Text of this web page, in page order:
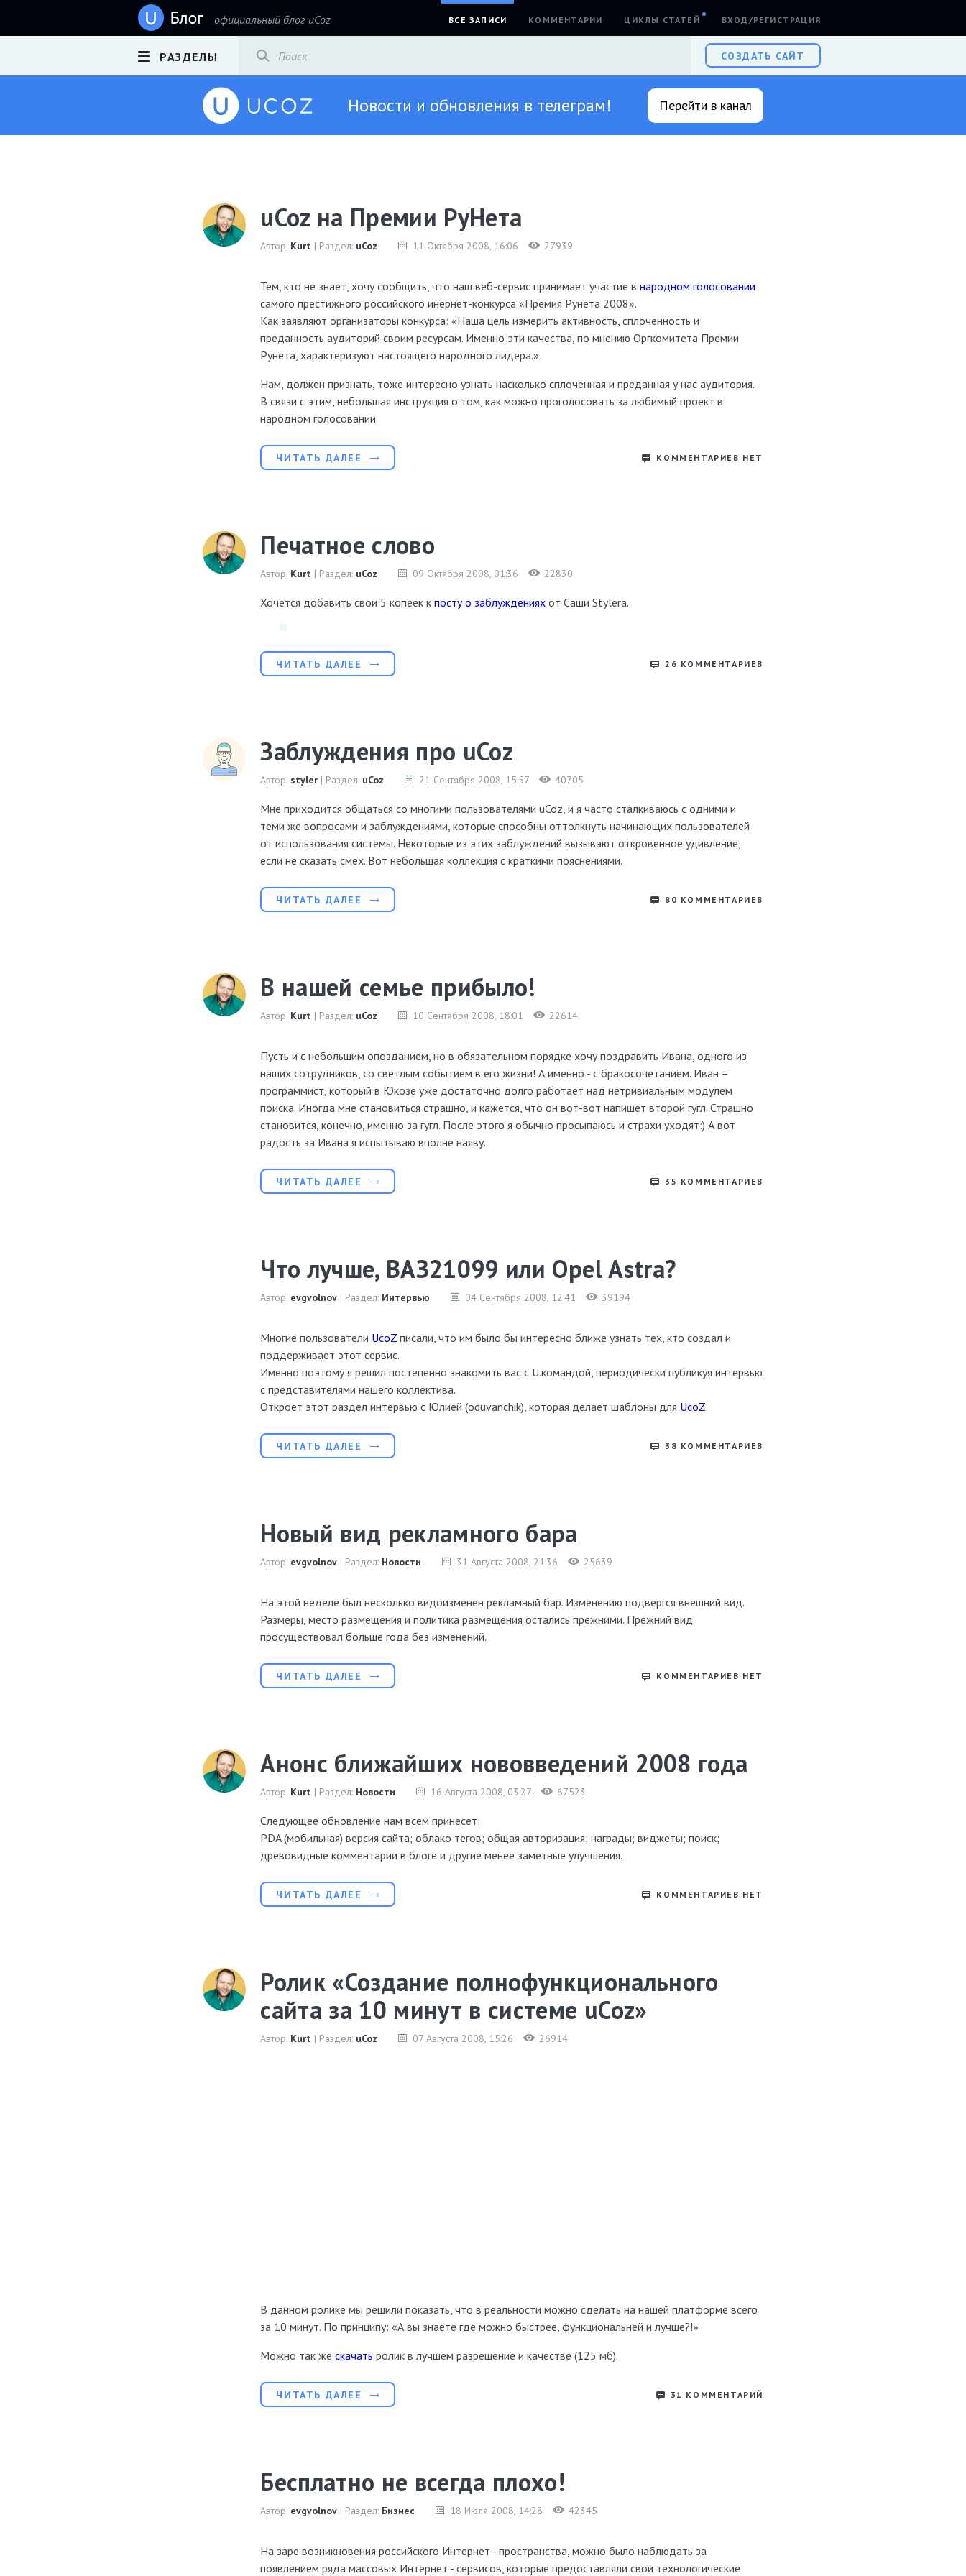
официальный блог uCoz ВСЕ ЗАПИСИ КОММЕНТАРИИ ЦИКЛЫ СТАТЕЙ ВХОД/РЕГИСТРАЦИЯ
РАЗДЕЛЫ СОЗДАТЬ САЙТ
Новости и обновления в телеграм! Перейти в канал
uCoz на Премии РуНета
Автор: Kurt | Раздел: uCoz 11 Октября 2008, 16:06 27939
Тем, кто не знает, хочу сообщить, что наш веб-сервис принимает участие внародном голосовании
самого престижного российского инернет-конкурса «Премия Рунета 2008».
Как заявляют организаторы конкурса: «Наша цель измерить активность, сплоченность и
преданность аудиторий своим ресурсам. Именно эти качества, по мнению Оргкомитета Премии
Рунета, характеризуют настоящего народного лидера.»
Нам, должен признать, тоже интересно узнать насколько сплоченная и преданная у нас аудитория.
В связи с этим, небольшая инструкция о том, как можно проголосовать за любимый проект в
народном голосовании.
ЧИТАТЬ ДАЛЕЕ КОММЕНТАРИЕВ НЕТ
Печатное слово
Автор: Kurt | Раздел: uCoz 09 Октября 2008, 01:36 22830
Хочется добавить свои 5 копеек кпосту о заблуждениях от Саши Stylera.
ЧИТАТЬ ДАЛЕЕ 26 КОММЕНТАРИЕВ
Заблуждения про uCoz
Автор: styler | Раздел: uCoz 21 Сентября 2008, 15:57 40705
Мне приходится общаться со многими пользователями uCoz, и я часто сталкиваюсь с одними и
теми же вопросами и заблуждениями, которые способны оттолкнуть начинающих пользователей
от использования системы. Некоторые из этих заблуждений вызывают откровенное удивление,
если не сказать смех. Вот небольшая коллекция с краткими пояснениями.
ЧИТАТЬ ДАЛЕЕ 80 КОММЕНТАРИЕВ
В нашей семье прибыло!
Автор: Kurt | Раздел: uCoz 10 Сентября 2008, 18:01 22614
Пусть и с небольшим опозданием, но в обязательном порядке хочу поздравить Ивана, одного из
наших сотрудников, со светлым событием в его жизни! А именно - с бракосочетанием. Иван –
программист, который в Юкозе уже достаточно долго работает над нетривиальным модулем
поиска. Иногда мне становиться страшно, и кажется, что он вот-вот напишет второй гугл. Страшно
становится, конечно, именно за гугл. После этого я обычно просыпаюсь и страхи уходят:) А вот
радость за Ивана я испытываю вполне наяву.
ЧИТАТЬ ДАЛЕЕ 35 КОММЕНТАРИЕВ
Что лучше, ВАЗ21099 или Opel Astra?
Автор: evgvolnov | Раздел: Интервью 04 Сентября 2008, 12:41 39194
Многие пользователи UcoZ писали, что им было бы интересно ближе узнать тех, кто создал и
поддерживает этот сервис.
Именно поэтому я решил постепенно знакомить вас с U.командой, периодически публикуя интервью
с представителями нашего коллектива.
Откроет этот раздел интервью с Юлией (oduvanchik), которая делает шаблоны для UcoZ.
ЧИТАТЬ ДАЛЕЕ 38 КОММЕНТАРИЕВ
Новый вид рекламного бара
Автор: evgvolnov | Раздел: Новости 31 Августа 2008, 21:36 25639
На этой неделе был несколько видоизменен рекламный бар. Изменению подвергся внешний вид.
Размеры, место размещения и политика размещения остались прежними. Прежний вид
просуществовал больше года без изменений.
ЧИТАТЬ ДАЛЕЕ КОММЕНТАРИЕВ НЕТ
Анонс ближайших нововведений 2008 года
Автор: Kurt | Раздел: Новости 16 Августа 2008, 03:27 67523
Следующее обновление нам всем принесет:
PDA (мобильная) версия сайта; облако тегов; общая авторизация; награды; виджеты; поиск;
древовидные комментарии в блоге и другие менее заметные улучшения.
ЧИТАТЬ ДАЛЕЕ КОММЕНТАРИЕВ НЕТ
Ролик «Создание полнофункционального
сайта за 10 минут в системе uCoz»
Автор: Kurt | Раздел: uCoz 07 Августа 2008, 15:26 26914
В данном ролике мы решили показать, что в реальности можно сделать на нашей платформе всего
за 10 минут. По принципу: «А вы знаете где можно быстрее, функциональней и лучше?!»
Можно так жескачать ролик в лучшем разрешение и качестве (125 мб).
ЧИТАТЬ ДАЛЕЕ 31 КОММЕНТАРИЙ
Бесплатно не всегда плохо!
Автор: evgvolnov | Раздел: Бизнес 18 Июля 2008, 14:28 42345
На заре возникновения российского Интернет - пространства, можно было наблюдать за
появлением ряда массовых Интернет - сервисов, которые предоставляли свои технологические